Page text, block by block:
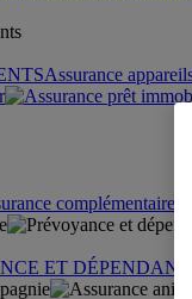
Assurance
complémentaire
ET